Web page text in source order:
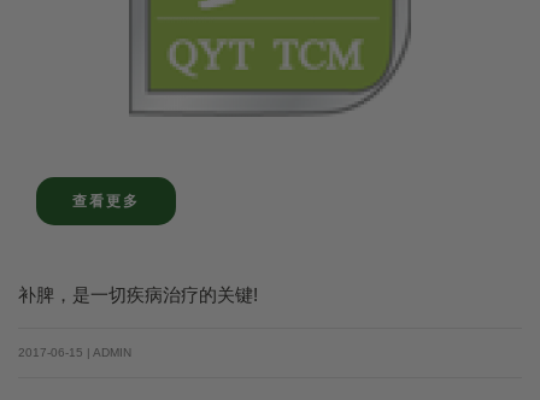
查看更多
补脾，是一切疾病治疗的关键!
2017-06-15 | ADMIN